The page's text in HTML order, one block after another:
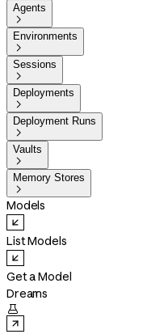
Agents

Environments

Sessions

Deployments

Deployment Runs

Vaults

Memory Stores

Models
List Models
Get a Model
Dreams
